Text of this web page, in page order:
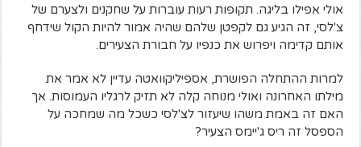
אולי אפילו בליגה. תקופות רעות עוברות על שחקנים ולצערם של
צ'לסי, זה הגיע גם לקפטן שלהם שהיה אמור להיות הקול שידחף
אותם קדימה ויפרוש את כנפיו על חבורת הצעירים.
למרות ההתחלה הפושרת, אספיליקוואטה עדיין לא אמר את
מילתו האחרונה ואולי מנוחה קלה לא תזיק לרגליו העמוסות. אך
האם זה באמת משהו שיעזור לצ'לסי כשכל מה שמחכה על
הספסל זה ריס ג'יימס הצעיר?